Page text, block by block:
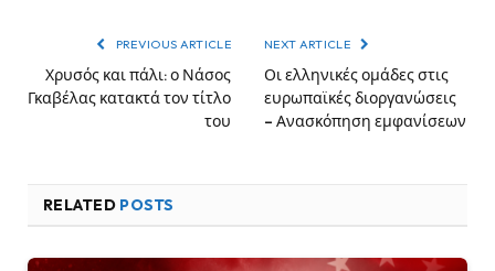
PREVIOUS ARTICLE
Χρυσός και πάλι: ο Νάσος
Γκαβέλας κατακτά τον τίτλο
του
NEXT ARTICLE
Οι ελληνικές ομάδες στις
ευρωπαϊκές διοργανώσεις
– Ανασκόπηση εμφανίσεων
RELATED POSTS